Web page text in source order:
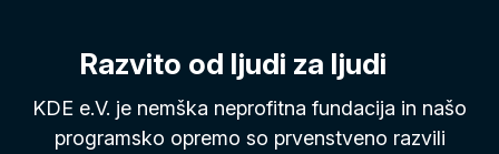
Razvito od ljudi za ljudi
KDE e.V. je nemška neprofitna fundacija in našo
programsko opremo so prvenstveno razvili